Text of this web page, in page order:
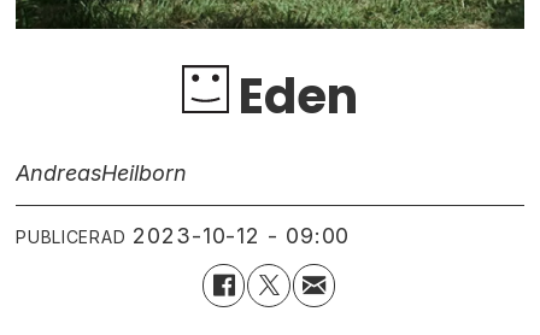
Eden
AndreasHeilborn
PUBLICERAD 2023-10-12 - 09:00